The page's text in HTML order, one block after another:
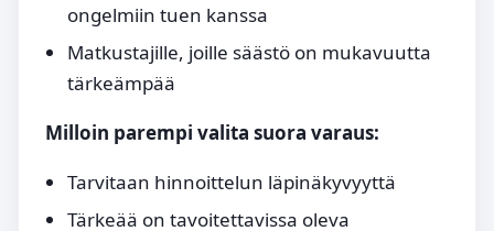
ongelmiin tuen kanssa
Matkustajille, joille säästö on mukavuutta
tärkeämpää
Milloin parempi valita suora varaus:
Tarvitaan hinnoittelun läpinäkyvyyttä
Tärkeää on tavoitettavissa oleva